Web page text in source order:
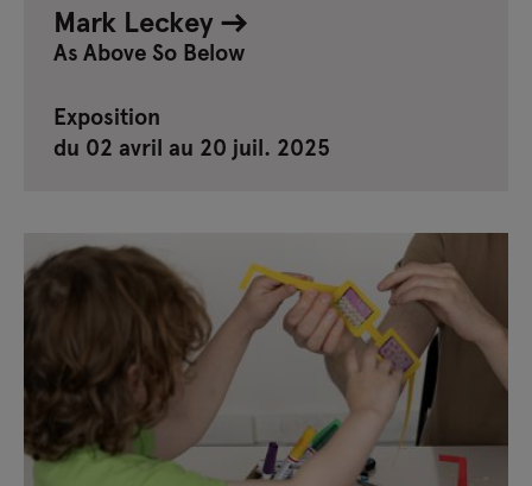
Mark Leckey
As Above So Below
Exposition
du 02 avril au 20 juil. 2025